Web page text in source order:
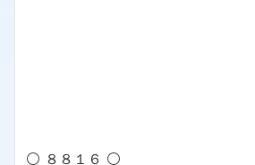
⚪ ８８１６ ⚪